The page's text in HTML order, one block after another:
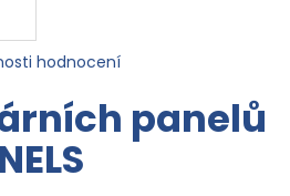
hodnocení
panelů